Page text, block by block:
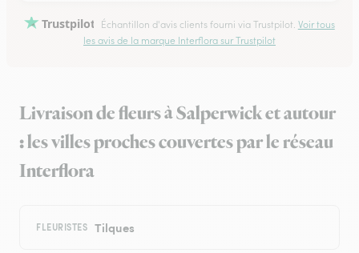
Trustpilot Échantillon d'avis clients fourni via Trustpilot. Voir tous
les avis de la marque Interflora sur Trustpilot
Livraison de fleurs à Salperwick et autour
: les villes proches couvertes par le réseau
Interflora
FLEURISTES Tilques